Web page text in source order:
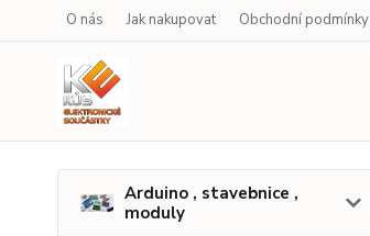
O nás Jak nakupovat Obchodní podmínky
Arduino , stavebnice ,
moduly